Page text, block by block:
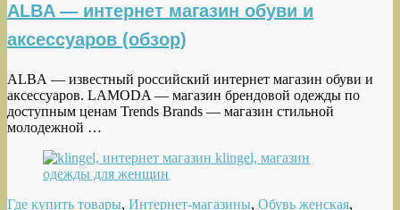
ALBA — интернет магазин обуви и
аксессуаров (обзор)
ALBA — известный российский интернет магазин обуви и
аксессуаров. LAMODA — магазин брендовой одежды по
доступным ценам Trends Brands — магазин стильной
молодежной …
Где купить товары, Интернет-магазины, Обувь женская,